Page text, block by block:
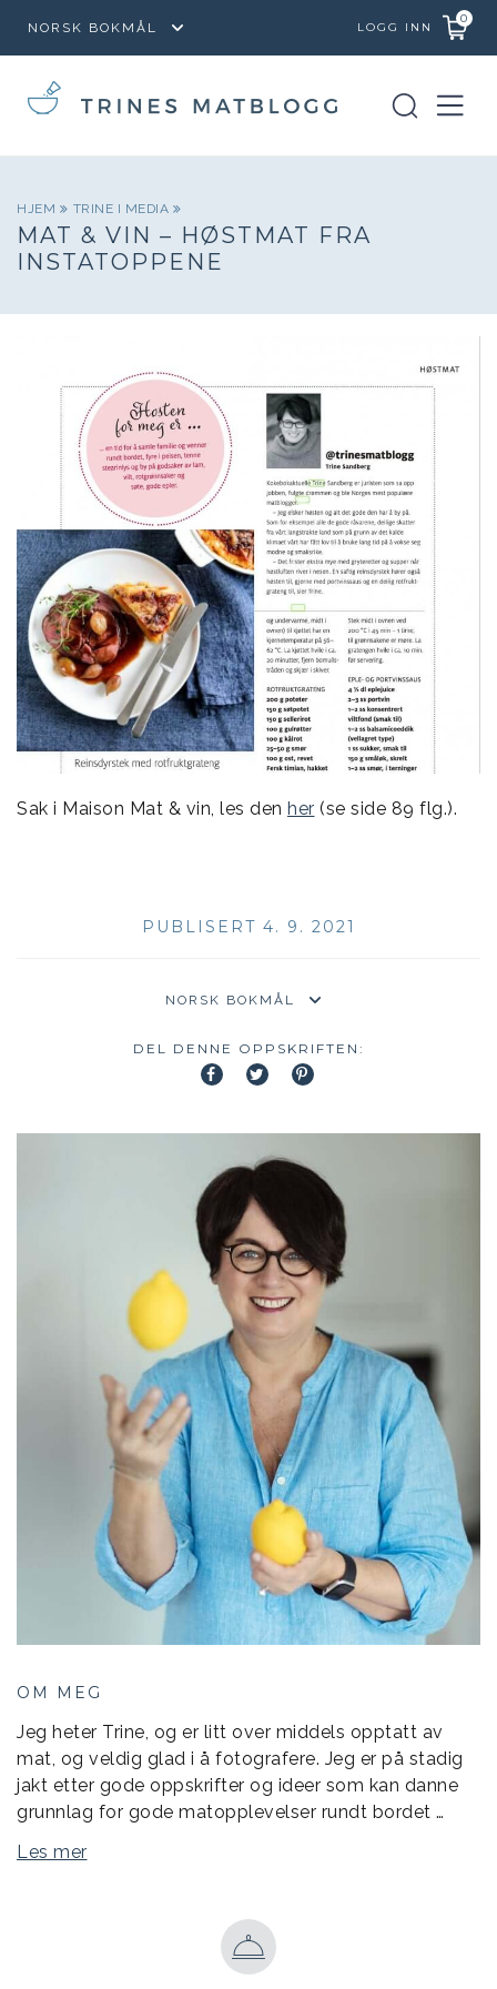
LOGG INN
0
HJEM TRINE I MEDIA
MAT & VIN – HØSTMAT FRA
INSTATOPPENE
Sak i Maison Mat & vin, les den her (se side 89 flg.).
PUBLISERT 4. 9. 2021
DEL DENNE OPPSKRIFTEN:
OM MEG
Jeg heter Trine, og er litt over middels opptatt av
mat, og veldig glad i å fotografere. Jeg er på stadig
jakt etter gode oppskrifter og ideer som kan danne
grunnlag for gode matopplevelser rundt bordet …
Les mer